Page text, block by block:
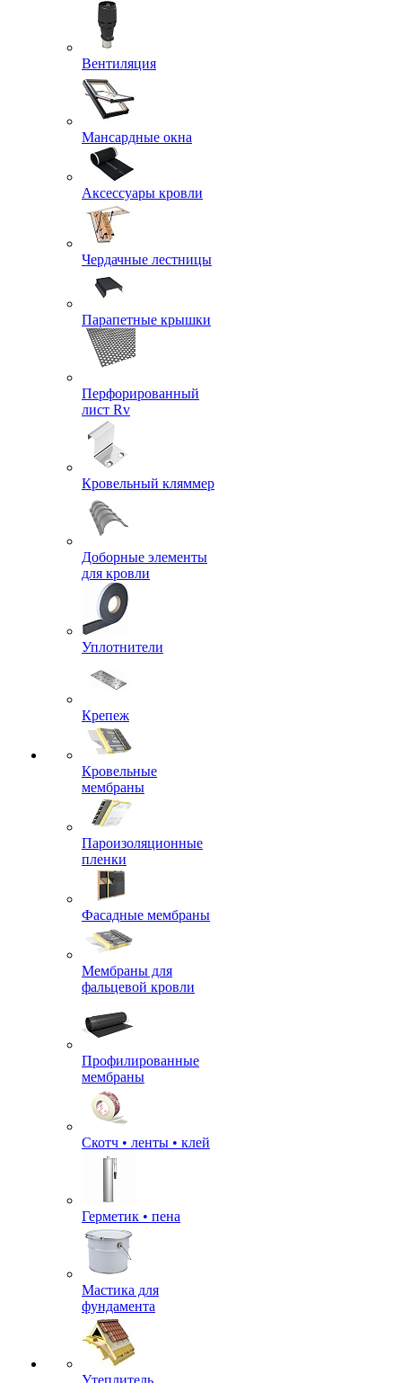
Вентиляция
Мансардные окна
Аксессуары кровли
Чердачные лестницы
Парапетные крышки
Перфорированный
лист Rv
Кровельный кляммер
Доборные элементы
для кровли
Уплотнители
Крепеж
Кровельные
мембраны
Пароизоляционные
пленки
Фасадные мембраны
Мембраны для
фальцевой кровли
Профилированные
мембраны
Скотч • ленты • клей
Герметик • пена
Мастика для
фундамента
Утеплитель